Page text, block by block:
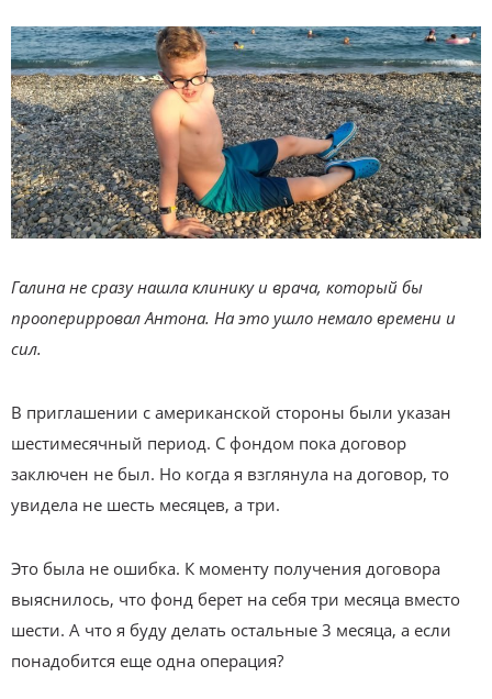
Галина не сразу нашла клинику и врача, который бы
прооперирровал Антона. На это ушло немало времени и
сил.
В приглашении с американской стороны были указан
шестимесячный период. С фондом пока договор
заключен не был. Но когда я взглянула на договор, то
увидела не шесть месяцев, а три.
Это была не ошибка. К моменту получения договора
выяснилось, что фонд берет на себя три месяца вместо
шести. А что я буду делать остальные 3 месяца, а если
понадобится еще одна операция?